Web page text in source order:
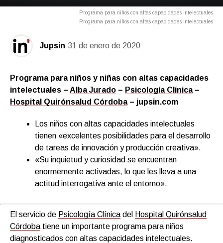
Programa para niños con altas capacidades intelectuales
Programa para niños con altas capacidades intelectuales
Jupsin 31 de enero de 2020
Programa para niños y niñas con altas capacidades
intelectuales – Alba Jurado – Psicología Clínica–
Hospital Quirónsalud Córdoba – jupsin.com
Los niños con altas capacidades intelectuales
tienen «excelentes posibilidades para el desarrollo
de tareas de innovación y producción creativa».
«Su inquietud y curiosidad se encuentran
enormemente activadas, lo que les lleva a una
actitud interrogativa ante el entorno».
El servicio de Psicología Clínica del Hospital Quirónsalud
Córdoba tiene un importante programa para niños
diagnosticados con altas capacidades intelectuales.